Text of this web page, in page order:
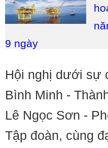
9 ngày
Hội nghị dưới sự
Bình Minh -
Lê Ngọc Sơn -
Tập đoàn, cùng